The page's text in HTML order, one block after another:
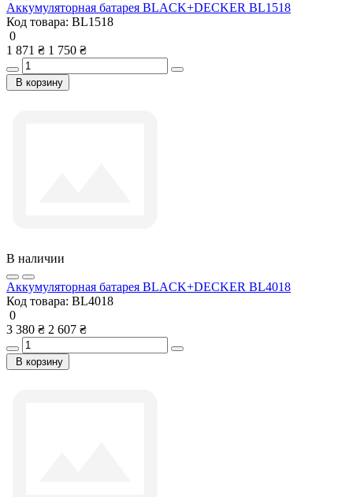
Аккумуляторная батарея BLACK+DECKER BL1518
Код товара: BL1518
0
1 871 ₴ 1 750 ₴
В корзину
В наличии
Аккумуляторная батарея BLACK+DECKER BL4018
Код товара: BL4018
0
3 380 ₴ 2 607 ₴
В корзину